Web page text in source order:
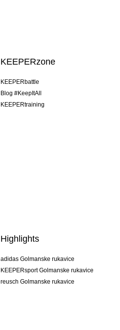
KEEPERzone
KEEPERbattle
Blog #KeepItAll
KEEPERtraining
Highlights
adidas Golmanske rukavice
KEEPERsport Golmanske rukavice
reusch Golmanske rukavice